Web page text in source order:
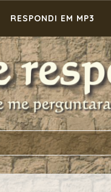
RESPONDI EM MP3